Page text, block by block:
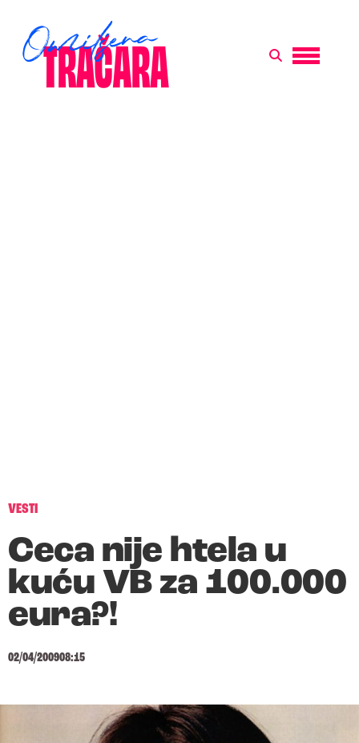
VESTI
Ceca nije htela u
kuću VB za 100.000
eura?!
02/04/200908:15